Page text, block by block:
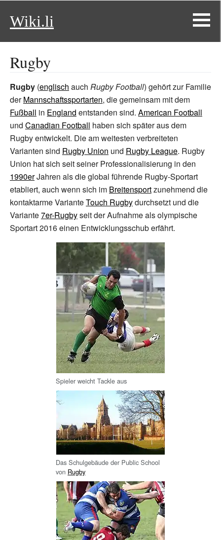
Wiki.li
Rugby
Rugby (englisch auch Rugby Football) gehört zur Familie
derMannschaftssportarten, die gemeinsam mit dem
Fußball in England entstanden sind. American Football
und Canadian Football haben sich später aus dem
Rugby entwickelt. Die am weitesten verbreiteten
Varianten sind Rugby Union und Rugby League. Rugby
Union hat sich seit seiner Professionalisierung in den
1990erJahren als die global führende Rugby-Sportart
etabliert, auch wenn sich im Breitensportzunehmend die
kontaktarme VarianteTouch Rugbydurchsetzt und die
Variante7er-Rugbyseit der Aufnahme als olympische
Sportart 2016 einen Entwicklungsschub erfährt.
Spieler weicht Tackle aus
Das Schulgebäude der Public School
von Rugby